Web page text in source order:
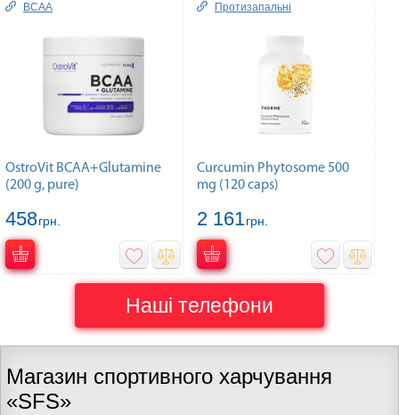
BCAA
OstroVit BCAA+Glutamine
(200 g, pure)
458грн.
Протизапальні
Curcumin Phytosome 500
mg (120 caps)
2 161грн.
Наші телефони
Магазин спортивного харчування
«SFS»